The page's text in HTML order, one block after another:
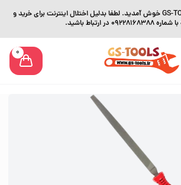
به وبسایت فروشگاه GS-TOOLS خوش آمدید. لطفا بدلیل اختلال اینترنت برای خرید و
در ارتباط باشید.
0